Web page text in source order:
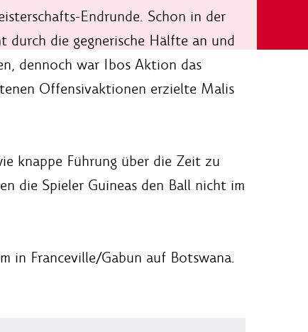
Endrunde. Schon in der
durch die gegnerische Hälfte an und
dennoch war Ibos Aktion das
Offensivaktionen erzielte Malis
knappe Führung über die Zeit zu
die Spieler Guineas den Ball nicht im
in Franceville/Gabun auf Botswana.